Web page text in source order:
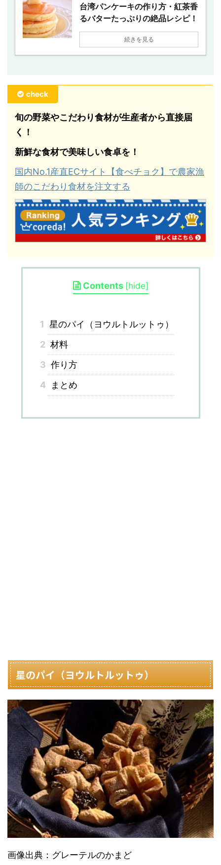
台湾パンケーキの作り方・紅茶香
るバターたっぷりの絶品レシピ！
続きを見る
check
旬の野菜やこだわり食材が生産者から直接届
く！
新鮮な食材で美味しい食卓を！
国内No.1産直ECサイト【食べチョク】で農家漁
師のこだわり食材を注文する
Contents [hide]
1 星のパイ（ヨウルトルットゥ）
2 材料
3 作り方
4
まとめ
星のパイ（ヨウルトルットゥ）
画像出典：グレーテルのかまど